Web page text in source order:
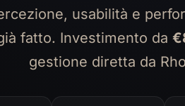
usabilità e
fatto. Investimento da
gestione diretta da